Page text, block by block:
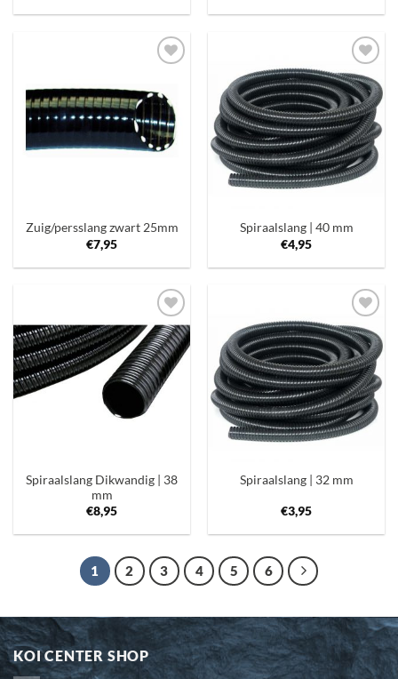
aan
verlanglijst
Zuig/persslang zwart 25mm
€7,95
Toevoegen
aan
verlanglijst
Spiraalslang | 40 mm
€4,95
Toevoegen
aan
verlanglijst
Spiraalslang Dikwandig | 38
mm
€8,95
Toevoegen
aan
verlanglijst
Spiraalslang | 32 mm
€3,95
1 2 3 4 5 6
KOI CENTER SHOP